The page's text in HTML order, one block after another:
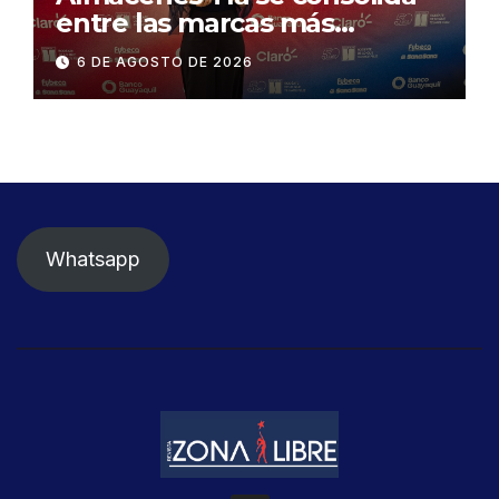
entre las marcas más
influyentes del Ecuador
6 DE AGOSTO DE 2026
Whatsapp